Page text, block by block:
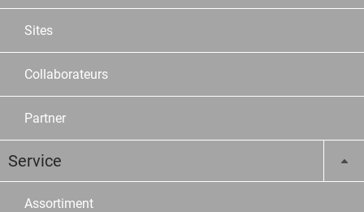
Sites
Collaborateurs
Partner
Service
Assortiment